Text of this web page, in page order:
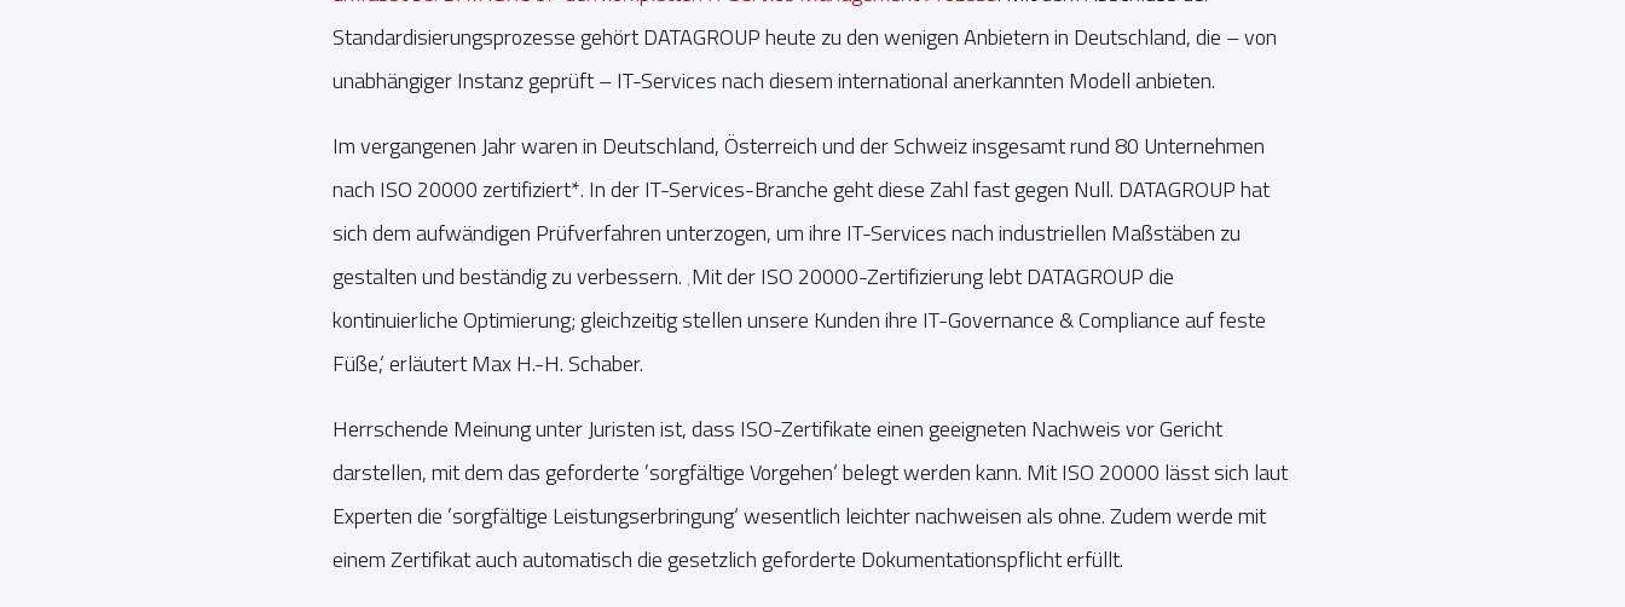
Standardisierungsprozesse gehört DATAGROUP heute zu den wenigen Anbietern in Deutschland, die – von
unabhängiger Instanz geprüft – IT-Services nach diesem international anerkannten Modell anbieten.
Im vergangenen Jahr waren in Deutschland, Österreich und der Schweiz insgesamt rund 80 Unternehmen
nach ISO 20000 zertifiziert*. In der IT-Services-Branche geht diese Zahl fast gegen Null. DATAGROUP hat
sich dem aufwändigen Prüfverfahren unterzogen, um ihre IT-Services nach industriellen Maßstäben zu
gestalten und beständig zu verbessern. ‚Mit der ISO 20000-Zertifizierung lebt DATAGROUP die
kontinuierliche Optimierung; gleichzeitig stellen unsere Kunden ihre IT-Governance & Compliance auf feste
Füße,‘ erläutert Max H.-H. Schaber.
Herrschende Meinung unter Juristen ist, dass ISO-Zertifikate einen geeigneten Nachweis vor Gericht
darstellen, mit dem das geforderte ’sorgfältige Vorgehen‘ belegt werden kann. Mit ISO 20000 lässt sich laut
Experten die ’sorgfältige Leistungserbringung‘ wesentlich leichter nachweisen als ohne. Zudem werde mit
einem Zertifikat auch automatisch die gesetzlich geforderte Dokumentationspflicht erfüllt.